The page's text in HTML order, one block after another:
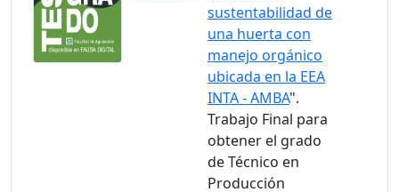
sustentabilidad de
una huerta con
manejo orgánico
ubicada en la EEA
INTA - AMBA".
Trabajo Final para
obtener el grado
de Técnico en
Producción